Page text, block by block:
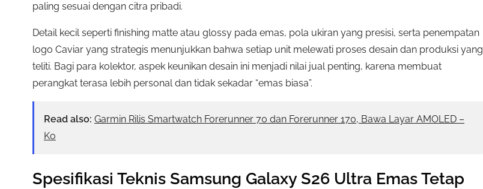
paling sesuai dengan citra pribadi.
Detail kecil seperti finishing matte atau glossy pada emas, pola ukiran yang presisi, serta penempatan
logo Caviar yang strategis menunjukkan bahwa setiap unit melewati proses desain dan produksi yang
teliti. Bagi para kolektor, aspek keunikan desain ini menjadi nilai jual penting, karena membuat
perangkat terasa lebih personal dan tidak sekadar “emas biasa”.
Read also: Garmin Rilis Smartwatch Forerunner 70 dan Forerunner 170, Bawa Layar AMOLED –
Ko
Spesifikasi Teknis Samsung Galaxy S26 Ultra Emas Tetap